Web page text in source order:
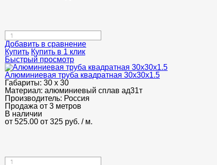
Добавить в сравнение
Купить Купить в 1 клик
Быстрый просмотр
Алюминиевая труба квадратная 30х30х1.5
Габариты: 30 х 30
Материал: алюминиевый сплав ад31т
Производитель: Россия
Продажа от 3 метров
В наличии
от 525.00 от 325 руб. / м.